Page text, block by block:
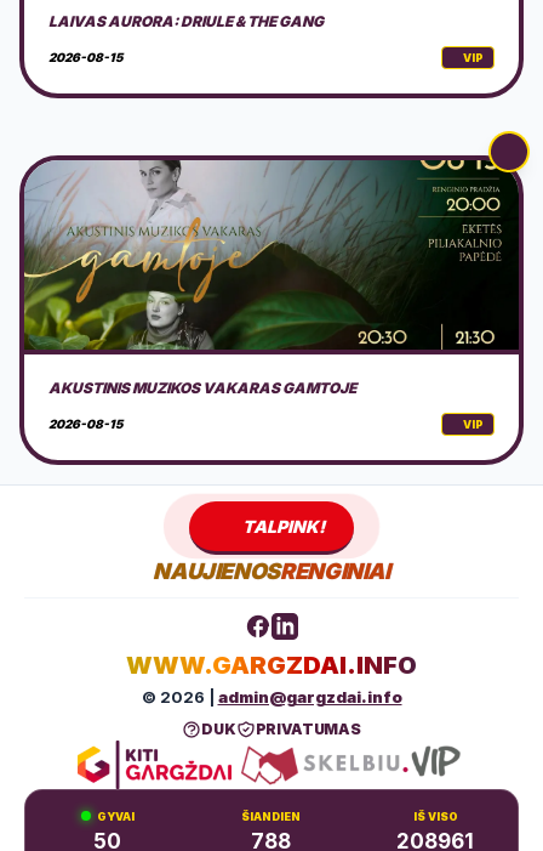
AKUSTINIS MUZIKOS VAKARAS GAMTOJE
2026-08-15 VIP
NEMOKAMAS EDUKACINIS PIKNIKAS KLAIPĖDOJE
2026-08-16 VIP
TALPINK!
NAUJIENOSRENGINIAI
WWW.GARGZDAI.INFO
© 2026 | admin@gargzdai.info
DUK PRIVATUMAS
GYVAI
50
ŠIANDIEN
788
IŠ VISO
208961